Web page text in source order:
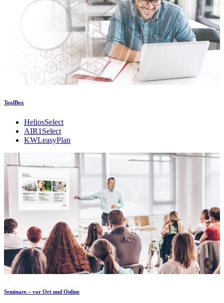
ToolBox
HeliosSelect
AIR1Select
KWLeasyPlan
Seminare – vor Ort und Online